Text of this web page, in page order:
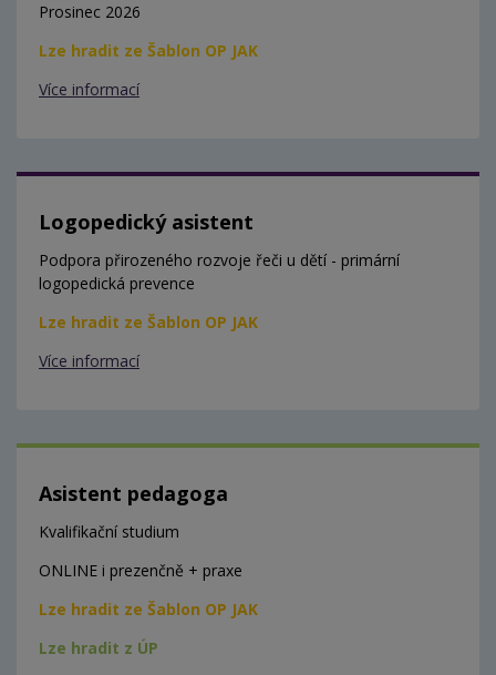
Prosinec 2026
Lze hradit ze Šablon OP JAK
Více informací
Logopedický asistent
Podpora přirozeného rozvoje řeči u dětí - primární
logopedická prevence
Lze hradit ze Šablon OP JAK
Více informací
Asistent pedagoga
Kvalifikační studium
ONLINE i prezenčně + praxe
Lze hradit ze Šablon OP JAK
Lze hradit z ÚP